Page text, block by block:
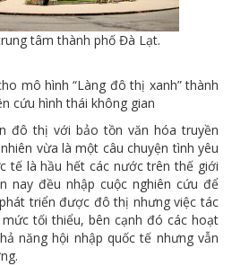
tâm thành phố Đà Lạt.
mô hình “Làng đô thị xanh” thành
cứu hình thái không gian
đô thị với bảo tồn văn hóa truyền
vừa là một câu chuyện tình yêu
tế là hầu hết các nước trên thế giới
nay đều nhập cuộc nghiên cứu để
triển được đô thị nhưng việc tác
tối thiểu, bên cạnh đó các hoạt
năng hội nhập quốc tế nhưng vẫn